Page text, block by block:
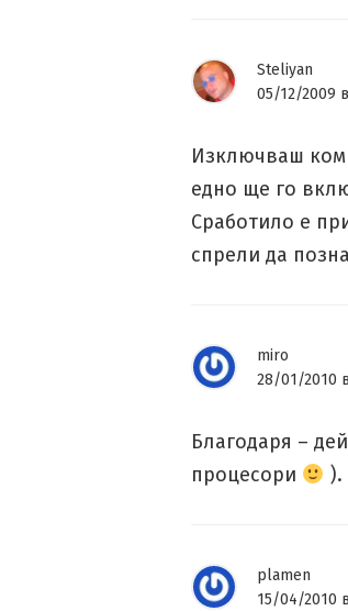
Steliyan
05/12/2009
Изключваш
едно ще го
Сработило е
спрели да
miro
28/01/2010
Благодаря –
процесори
).
plamen
15/04/2010